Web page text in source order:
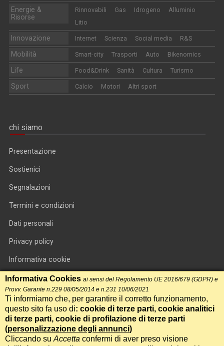
Energie &
Risorse
Rinnovabili Gas Idrogeno
Alluminio
Litio
Innovazione Internet Scienza Social media R&S
Mobilità Smart-city Trasporti Auto Bikenomics
Life Food&Drink Sanità Cultura Turismo
Sport Calcio Motori Altri sport
chi siamo
Presentazione
Sostienici
Segnalazioni
Termini e condizioni
Dati personali
Privacy policy
Informativa cookie
RSS feed
RSS Top News
Contatti
International Communication S.r.l. • P.IVA 14478081004 • Testata
Informativa Cookies ai sensi del Regolamento UE 2016/679 (GDPR) e
Provv. Garante n.229 08/05/2014 e n.231 10/06/2021
Ti informiamo che, per garantire il corretto funzionamento,
questo sito fa uso di: cookie di terze parti, cookie analitici
di terze parti, cookie di profilazione di terze parti
(personalizzazione degli annunci)
Cliccando su Accetta confermi di aver preso visione